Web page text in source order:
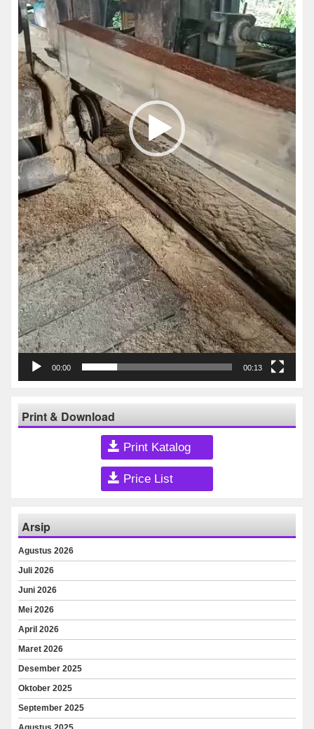
00:00 00:13
Print & Download
Print Katalog
Price List
Arsip
Agustus 2026
Juli 2026
Juni 2026
Mei 2026
April 2026
Maret 2026
Desember 2025
Oktober 2025
September 2025